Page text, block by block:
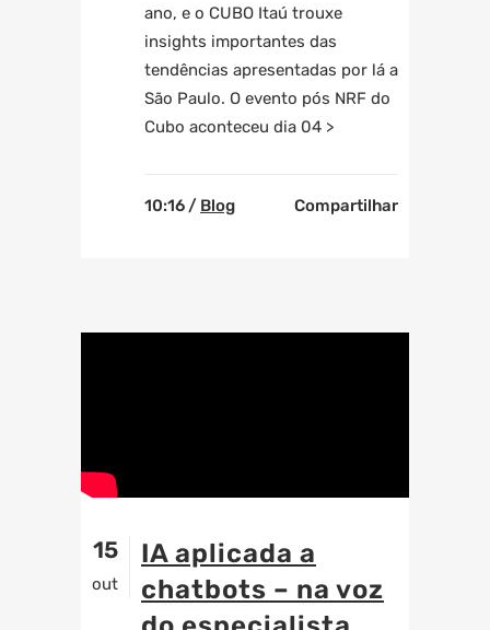
ano, e o CUBO Itaú trouxe
insights importantes das
tendências apresentadas por lá a
São Paulo. O evento pós NRF do
Cubo aconteceu dia 04 >
10:16 / Blog Compartilhar
15
out
IA aplicada a
chatbots – na voz